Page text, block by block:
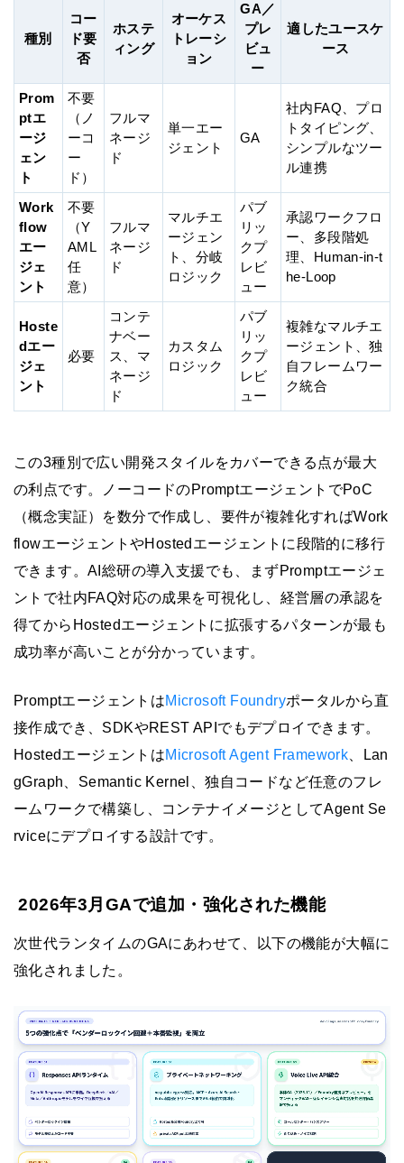
種別
コー
ド要
否
ホステ
ィング
オーケス
トレーシ
ョン
GA／
プレ
ビュ
ー
適したユースケ
ース
Prom
ptエ
ージ
ェン
ト
不要
（ノ
ーコ
ー
ド）
フルマ
ネージ
ド
単一エー
ジェント
GA
社内FAQ、プロ
トタイピング、
シンプルなツー
ル連携
Work
flow
エー
ジェ
ント
不要
（Y
AML
任
意）
フルマ
ネージ
ド
マルチエ
ージェン
ト、分岐
ロジック
パブ
リッ
クプ
レビ
ュー
承認ワークフロ
ー、多段階処
理、Human-in-t
he-Loop
Hoste
dエー
ジェ
ント
必要
コンテ
ナベー
ス、マ
ネージ
ド
カスタム
ロジック
パブ
リッ
クプ
レビ
ュー
複雑なマルチエ
ージェント、独
自フレームワー
ク統合
この3種別で広い開発スタイルをカバーできる点が最大
の利点です。ノーコードのPromptエージェントでPoC
（概念実証）を数分で作成し、要件が複雑化すればWork
flowエージェントやHostedエージェントに段階的に移行
できます。AI総研の導入支援でも、まずPromptエージェ
ントで社内FAQ対応の成果を可視化し、経営層の承認を
得てからHostedエージェントに拡張するパターンが最も
成功率が高いことが分かっています。
PromptエージェントはMicrosoft Foundryポータルから直
接作成でき、SDKやREST APIでもデプロイできます。
HostedエージェントはMicrosoft Agent Framework 、Lan
gGraph、Semantic Kernel、独自コードなど任意のフレ
ームワークで構築し、コンテナイメージとしてAgent Se
rviceにデプロイする設計です。
2026年3月GAで追加・強化された機能
次世代ランタイムのGAにあわせて、以下の機能が大幅に
強化されました。